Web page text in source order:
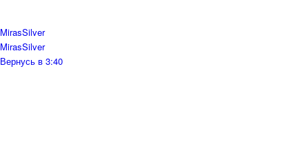
MirasSilver
MirasSilver
Вернусь в 3:40